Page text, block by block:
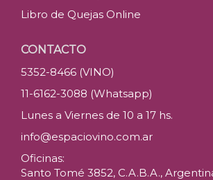
Libro de Quejas Online
CONTACTO
5352-8466 (VINO)
11-6162-3088 (Whatsapp)
Lunes a Viernes de 10 a 17 hs.
info@espaciovino.com.ar
Oficinas:
Santo Tomé 3852, C.A.B.A.,